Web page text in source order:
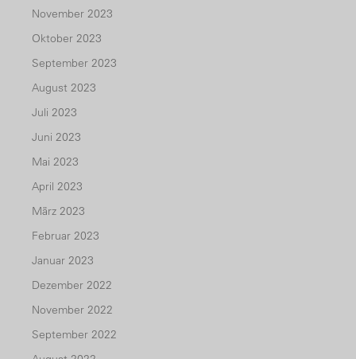
November 2023
Oktober 2023
September 2023
August 2023
Juli 2023
Juni 2023
Mai 2023
April 2023
März 2023
Februar 2023
Januar 2023
Dezember 2022
November 2022
September 2022